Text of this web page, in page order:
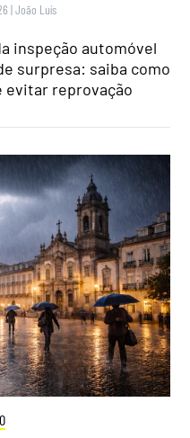
|João Luís
inspeção automóvel
surpresa: saiba como
evitar reprovação